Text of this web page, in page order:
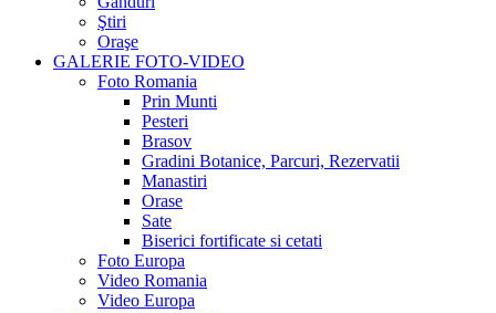
Ştiri
Oraşe
GALERIE FOTO-VIDEO
Foto Romania
Prin Munti
Pesteri
Brasov
Gradini Botanice, Parcuri, Rezervatii
Manastiri
Orase
Sate
Biserici fortificate si cetati
Foto Europa
Video Romania
Video Europa